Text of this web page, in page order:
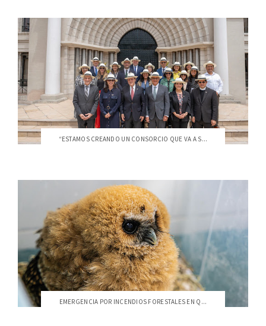
“ESTAMOS CREANDO UN CONSORCIO QUE VA A S...
EMERGENCIA POR INCENDIOS FORESTALES EN Q...